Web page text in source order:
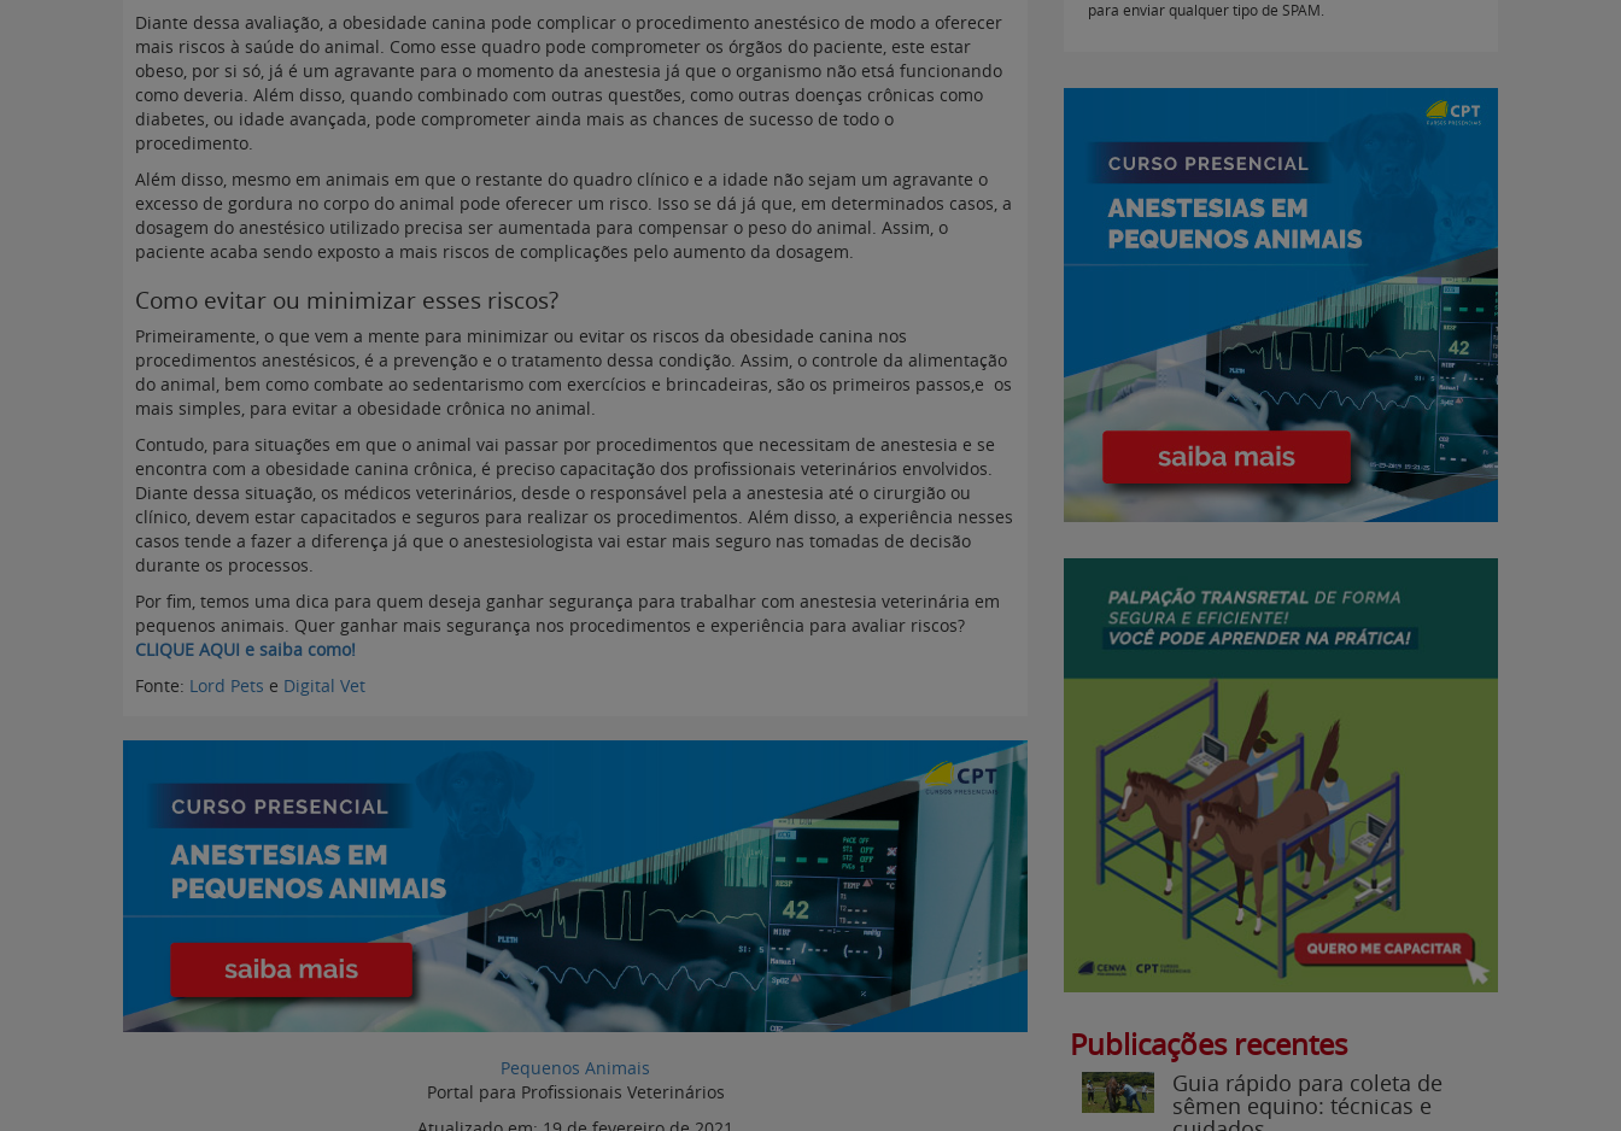
Diante dessa avaliação, a obesidade canina pode complicar o procedimento anestésico de modo a oferecer
mais riscos à saúde do animal. Como esse quadro pode comprometer os órgãos do paciente, este estar
obeso, por si só, já é um agravante para o momento da anestesia já que o organismo não etsá funcionando
como deveria. Além disso, quando combinado com outras questões, como outras doenças crônicas como
diabetes, ou idade avançada, pode comprometer ainda mais as chances de sucesso de todo o
procedimento.
Além disso, mesmo em animais em que o restante do quadro clínico e a idade não sejam um agravante o
excesso de gordura no corpo do animal pode oferecer um risco. Isso se dá já que, em determinados casos, a
dosagem do anestésico utilizado precisa ser aumentada para compensar o peso do animal. Assim, o
paciente acaba sendo exposto a mais riscos de complicações pelo aumento da dosagem.
Como evitar ou minimizar esses riscos?
Primeiramente, o que vem a mente para minimizar ou evitar os riscos da obesidade canina nos
procedimentos anestésicos, é a prevenção e o tratamento dessa condição. Assim, o controle da alimentação
do animal, bem como combate ao sedentarismo com exercícios e brincadeiras, são os primeiros passos,e os
mais simples, para evitar a obesidade crônica no animal.
Contudo, para situações em que o animal vai passar por procedimentos que necessitam de anestesia e se
encontra com a obesidade canina crônica, é preciso capacitação dos profissionais veterinários envolvidos.
Diante dessa situação, os médicos veterinários, desde o responsável pela a anestesia até o cirurgião ou
clínico, devem estar capacitados e seguros para realizar os procedimentos. Além disso, a experiência nesses
casos tende a fazer a diferença já que o anestesiologista vai estar mais seguro nas tomadas de decisão
durante os processos.
Por fim, temos uma dica para quem deseja ganhar segurança para trabalhar com anestesia veterinária em
pequenos animais. Quer ganhar mais segurança nos procedimentos e experiência para avaliar riscos?
CLIQUE AQUI e saiba como!
Fonte: Lord Pets e Digital Vet
Pequenos Animais
Portal para Profissionais Veterinários
para enviar qualquer tipo de SPAM.
Publicações recentes
Guia rápido para coleta de
sêmen equino: técnicas e
cuidados